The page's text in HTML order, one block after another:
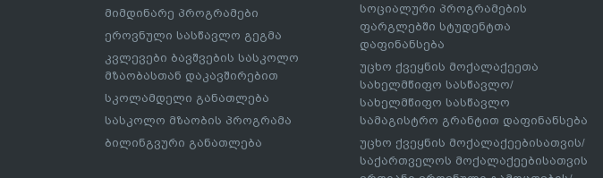
მიმდინარე პროგრამები
ეროვნული სასწავლო გეგმა
კვლევები ბავშვების სასკოლო
მზაობასთან დაკავშირებით
სკოლამდელი განათლება
სასკოლო მზაობის პროგრამა
ბილინგვური განათლება
სოციალური პროგრამების
ფარგლებში სტუდენტთა
დაფინანსება
უცხო ქვეყნის მოქალაქეეთა
სახელმწიფო სასწავლო/
სახელმწიფო სასწავლო
სამაგისტრო გრანტით დაფინანსება
უცხო ქვეყნის მოქალაქეებისათვის/
საქართველოს მოქალაქეებისათვის